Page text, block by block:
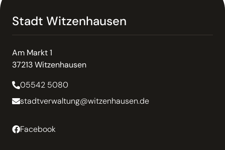
Stadt Witzenhausen
Am Markt 1
37213 Witzenhausen
05542 5080
stadtverwaltung@witzenhausen.de
Facebook